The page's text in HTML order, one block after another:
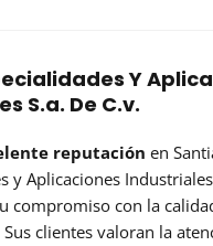
Y
S.a. De C.v.
reputación en
y Aplicaciones Industriales
compromiso con la
clientes valoran la